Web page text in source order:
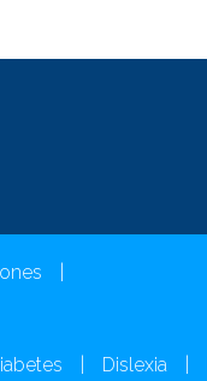
Dislexia